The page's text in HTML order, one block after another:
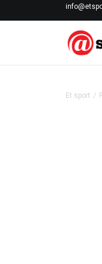
LICENCIRANI
Et sport